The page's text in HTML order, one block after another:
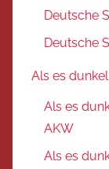
Deutsche
Deutsche
Als es
Als es
AKW
Als es